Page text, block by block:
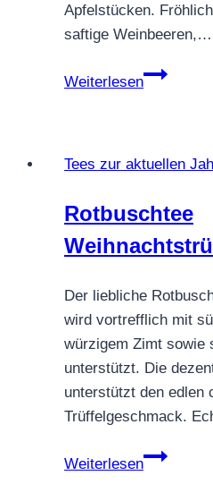
Apfelstücken.
saftige Weinbeeren,…
Weiterlesen
Tees zur aktuellen
Rotbuschtee
Der liebliche
wird vortrefflich mit
würzigem Zimt sowie
unterstützt. Die
unterstützt den edlen
Trüffelgeschmack.
Weiterlesen